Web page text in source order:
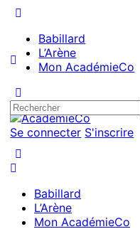
Babillard
L’Arène
Mon AcadémieCo
Se connecter S'inscrire
Babillard
L’Arène
Mon AcadémieCo